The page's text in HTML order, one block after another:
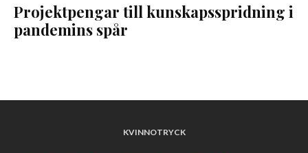
Projektpengar till kunskapsspridning i
pandemins spår
KVINNOTRYCK